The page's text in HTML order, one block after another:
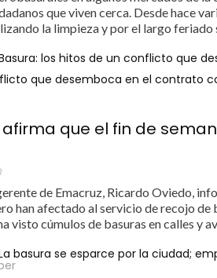
que viven cerca. Desde hace
la limpieza y por el largo feriado
los hitos de un conflicto que
que desemboca en el contrato
que el fin de
de Emacruz, Ricardo Oviedo,
han afectado al servicio de recojo de
visto cúmulos de basuras en calles y
basura se esparce por la ciudad;